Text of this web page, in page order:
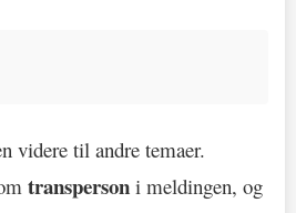
videre til andre temaer.
transperson i meldingen, og